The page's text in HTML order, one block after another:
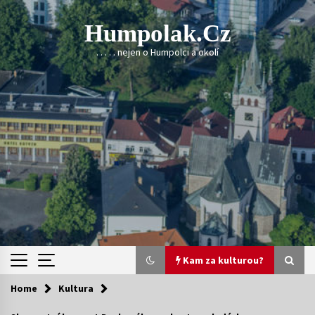
Skip
to
content
Humpolak.cz
. . . . . nejen o Humpolci a okolí
Kam za kulturou?
Kam za kulturou?
Home Kultura